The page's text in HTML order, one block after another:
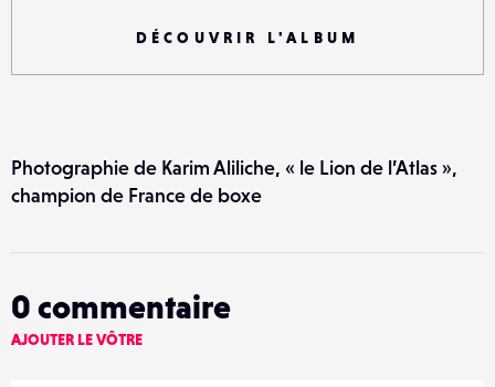
DÉCOUVRIR L'ALBUM
Photographie de Karim Aliliche, « le Lion de l’Atlas »,
champion de France de boxe
0 commentaire
AJOUTER LE VÔTRE